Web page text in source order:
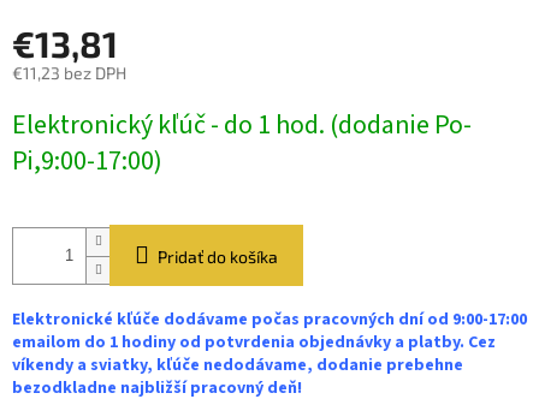
€13,81
€11,23 bez DPH
cena:
Elektronický kľúč - do 1 hod. (dodanie Po-
Pi,9:00-17:00)
Pridať do košíka
Elektronické kľúče dodávame počas pracovných dní od 9:00-17:00
emailom do 1 hodiny od potvrdenia objednávky a platby. Cez
víkendy a sviatky, kľúče nedodávame, dodanie prebehne
bezodkladne najbližší pracovný deň!